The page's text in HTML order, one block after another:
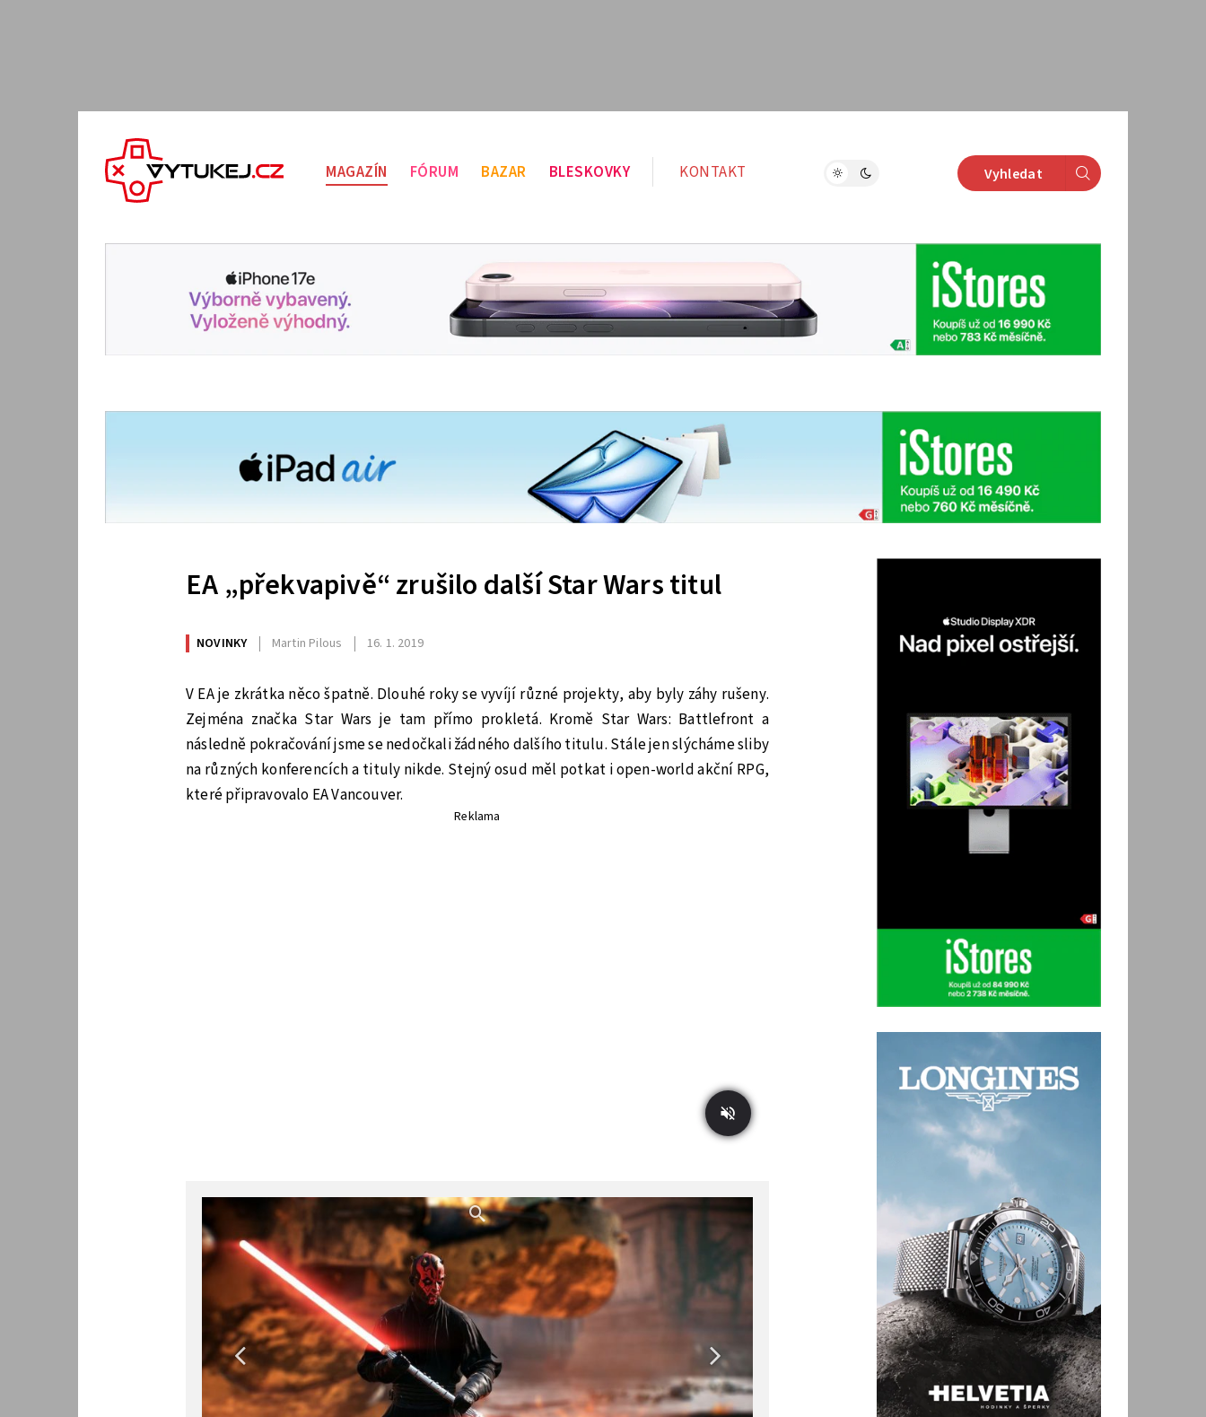
MAGAZÍN FÓRUM BAZAR BLESKOVKY KONTAKT Vyhledat
EA „překvapivě“ zrušilo další Star Wars titul
NOVINKY Martin Pilous 16. 1. 2019
V EA je zkrátka něco špatně. Dlouhé roky se vyvíjí různé projekty, aby byly záhy rušeny.
Zejména značka Star Wars je tam přímo prokletá. Kromě Star Wars: Battlefront a
následně pokračování jsme se nedočkali žádného dalšího titulu. Stále jen slýcháme sliby
na různých konferencích a tituly nikde. Stejný osud měl potkat i open-world akční RPG,
které připravovalo EA Vancouver.
Reklama